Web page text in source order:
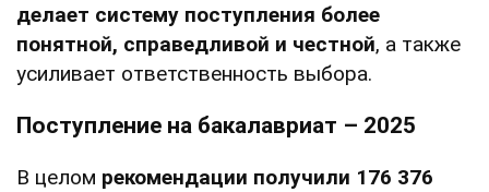
делает систему поступления более
понятной, справедливой и честной, а также
усиливает ответственность выбора.
Поступление на бакалавриат – 2025
В целом рекомендации получили 176 376